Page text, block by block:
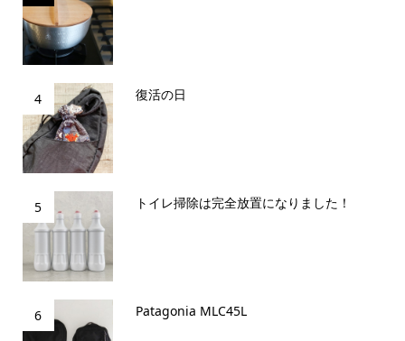
4 復活の日
5 トイレ掃除は完全放置になりました！
6 Patagonia MLC45L